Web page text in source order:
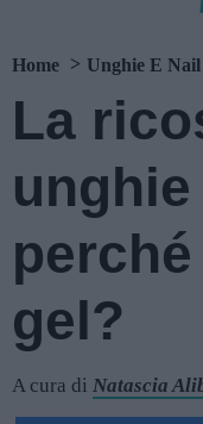
Home Unghie E
La
gel?
A cura di Natascia